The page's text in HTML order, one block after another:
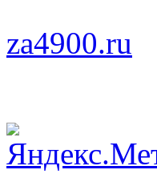
za4900.ru